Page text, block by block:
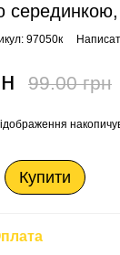
97050к
99.00 грн
Купити